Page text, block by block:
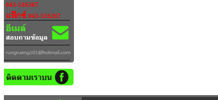
043-516367
แฟ๊กซ์ 043-516267